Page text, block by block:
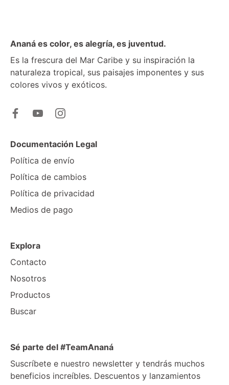
Ananá es color, es alegría, es juventud.
Es la frescura del Mar Caribe y su inspiración la
naturaleza tropical, sus paisajes imponentes y sus
colores vivos y exóticos.
Documentación Legal
Política de envío
Política de cambios
Política de privacidad
Medios de pago
Explora
Contacto
Nosotros
Productos
Buscar
Sé parte del #TeamAnaná
Suscríbete e nuestro newsletter y tendrás muchos
beneficios increíbles. Descuentos y lanzamientos